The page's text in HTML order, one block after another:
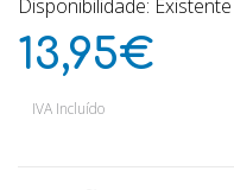
Disponibilidade: Existente
13,95€
IVA Incluído